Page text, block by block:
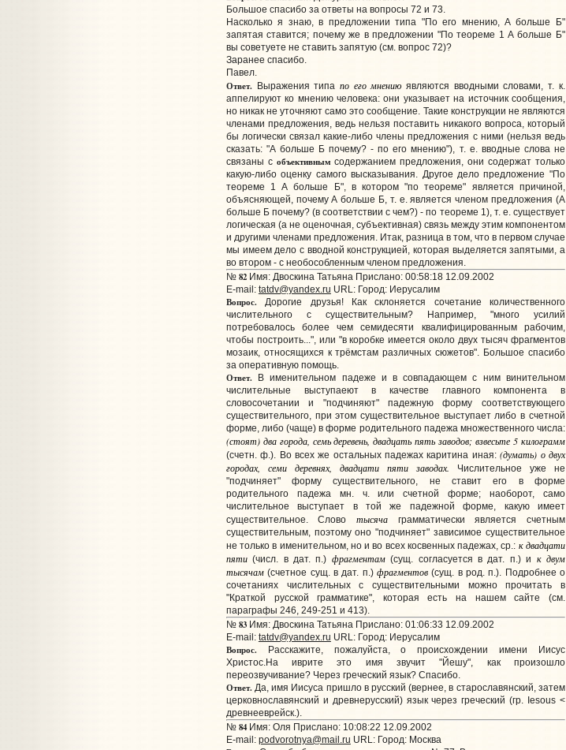
Большое спасибо за ответы на вопросы 72 и 73.
Насколько я знаю, в предложении типа "По его мнению, А больше Б"
запятая ставится; почему же в предложении "По теореме 1 А больше Б"
вы советуете не ставить запятую (см. вопрос 72)?
Заранее спасибо.
Павел.
Ответ.Выражения типа по его мнению являются вводными словами, т. к.
аппелируют ко мнению человека: они указывает на источник сообщения,
но никак не уточняют само это сообщение. Такие конструкции не являются
членами предложения, ведь нельзя поставить никакого вопроса, который
бы логически связал какие-либо члены предложения с ними (нельзя ведь
сказать: "А больше Б почему? - по его мнению"), т. е. вводные слова не
связаны с объективным содержанием предложения, они содержат только
какую-либо оценку самого высказывания. Другое дело предложение "По
теореме 1 А больше Б", в котором "по теореме" является причиной,
объясняющей, почему А больше Б, т. е. является членом предложения (А
больше Б почему? (в соответствии с чем?) - по теореме 1), т. е. существует
логическая (а не оценочная, субъективная) связь между этим компонентом
и другими членами предложения. Итак, разница в том, что в первом случае
мы имеем дело с вводной конструкцией, которая выделяется запятыми, а
во втором - с необособленным членом предложения.
№ 82Имя: Двоскина Татьяна Прислано: 00:58:18 12.09.2002
E-mail: tatdv@yandex.ru URL: Город: Иерусалим
Вопрос.Дорогие друзья! Как склоняется сочетание количественного
числительного с существительным? Например, "много усилий
потребовалось более чем семидесяти квалифицированным рабочим,
чтобы построить...", или "в коробке имеется около двух тысяч фрагментов
мозаик, относящихся к трёмстам различных сюжетов". Большое спасибо
за оперативную помощь.
Ответ.В именительном падеже и в совпадающем с ним винительном
числительные выступаеют в качестве главного компонента в
словосочетании и "подчиняют" падежную форму соответствующего
существительного, при этом существительное выступает либо в счетной
форме, либо (чаще) в форме родительного падежа множественного числа:
(стоят) два города, семь деревень, двадцать пять заводов; взвесьте 5 килограмм
(счетн. ф.). Во всех же остальных падежах каритина иная:(думать) о двух
городах, семи деревнях, двадцати пяти заводах. Числительное уже не
"подчиняет" форму существительного, не ставит его в форме
родительного падежа мн. ч. или счетной форме; наоборот, само
числительное выступает в той же падежной форме, какую имеет
существительное. Словотысяча грамматически является счетным
существительным, поэтому оно "подчиняет" зависимое существительное
не только в именительном, но и во всех косвенных падежах, ср.: к двадцати
пяти(числ. в дат. п.) фрагментам(сущ. согласуется в дат. п.) и к двум
тысячам(счетное сущ. в дат. п.) фрагментов(сущ. в род. п.). Подробнее о
сочетаниях числительных с существительными можно прочитать в
"Краткой русской грамматике", которая есть на нашем сайте (см.
параграфы 246, 249-251 и 413).
№ 83Имя: Двоскина Татьяна Прислано: 01:06:33 12.09.2002
E-mail: tatdv@yandex.ru URL: Город: Иерусалим
Вопрос.Расскажите, пожалуйста, о происхождении имени Иисус
Христос.На иврите это имя звучит "Йешу", как произошло
переозвучивание? Через греческий язык? Спасибо.
Ответ.Да, имя Иисуса пришло в русский (вернее, в старославянский, затем
церковнославянский и древнерусский) язык через греческий (гр. Iesous <
древнееврейск.).
№ 84Имя: Оля Прислано: 10:08:22 12.09.2002
E-mail: podvorotnya@mail.ru URL: Город: Москва